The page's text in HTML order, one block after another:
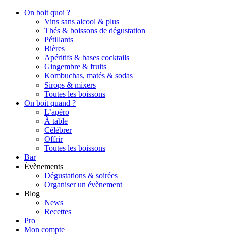
On boit quoi ?
Vins sans alcool & plus
Thés & boissons de dégustation
Pétillants
Bières
Apéritifs & bases cocktails
Gingembre & fruits
Kombuchas, matés & sodas
Sirops & mixers
Toutes les boissons
On boit quand ?
L’apéro
À table
Célébrer
Offrir
Toutes les boissons
Bar
Évènements
Dégustations & soirées
Organiser un évènement
Blog
News
Recettes
Pro
Mon compte